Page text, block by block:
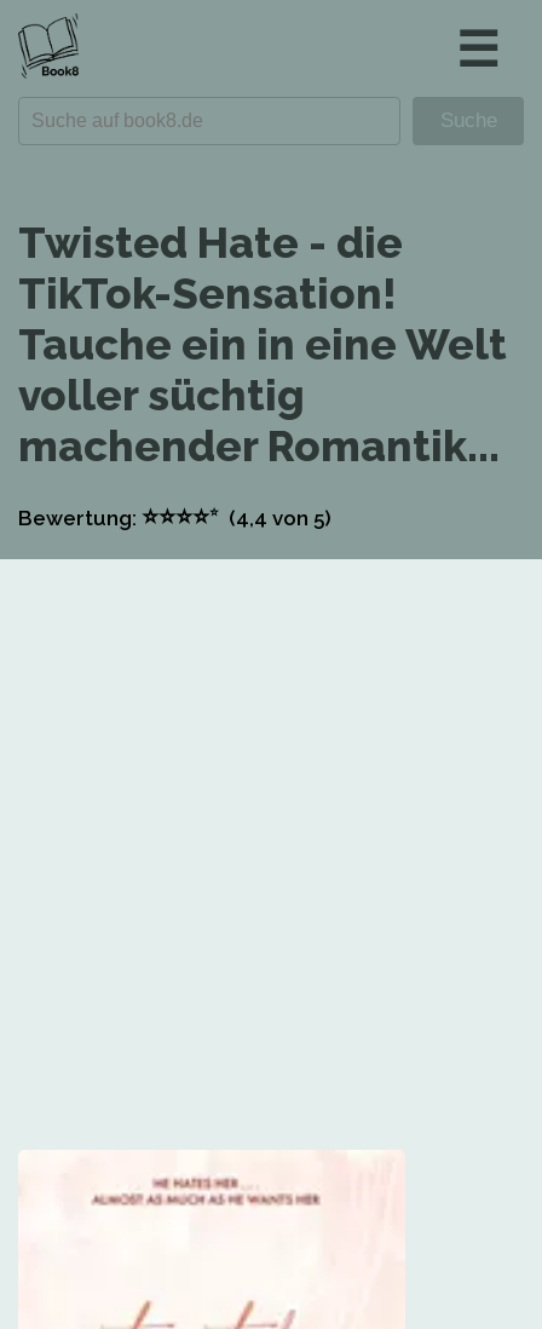
☰
Twisted Hate - die
TikTok-Sensation!
Tauche ein in eine Welt
voller süchtig
machender Romantik...
Bewertung: ⭐⭐⭐⭐⭐ (4,4 von 5)